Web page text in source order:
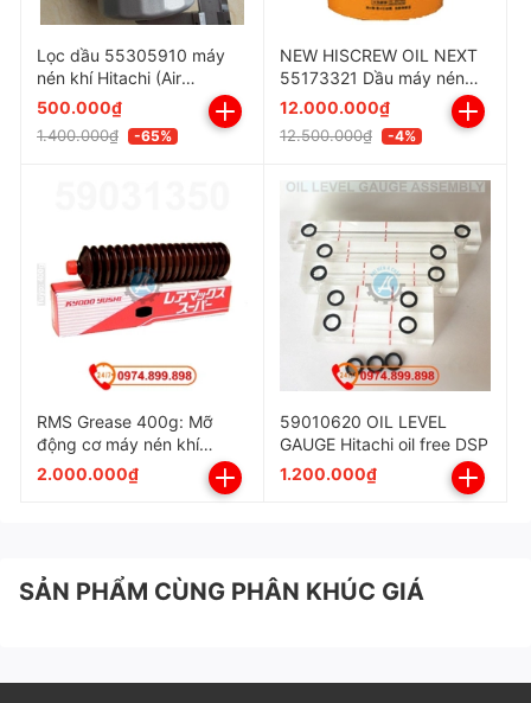
Thông số kỹ thuật Valve nhà sản
xuất gốc ODM
Lọc dầu 55305910 máy
nén khí Hitachi (Air
Compressor)
500.000₫
1.400.000₫ -65%
NEW HISCREW OIL NEXT
55173321 Dầu máy nén
khí HITACHI Japan
12.000.000₫
12.500.000₫ -4%
RMS Grease 400g: Mỡ
động cơ máy nén khí
Hitachi 59031350
2.000.000₫
59010620 OIL LEVEL
GAUGE Hitachi oil free DSP
1.200.000₫
SẢN PHẨM CÙNG PHÂN KHÚC GIÁ